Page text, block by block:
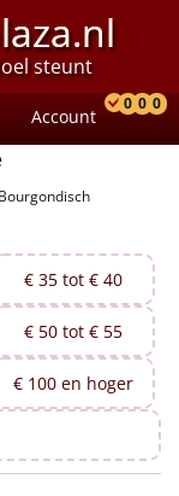
steunt
Account
0 0 0
Bourgondisch
€ 35 tot € 40
€ 50 tot € 55
€ 100 en hoger